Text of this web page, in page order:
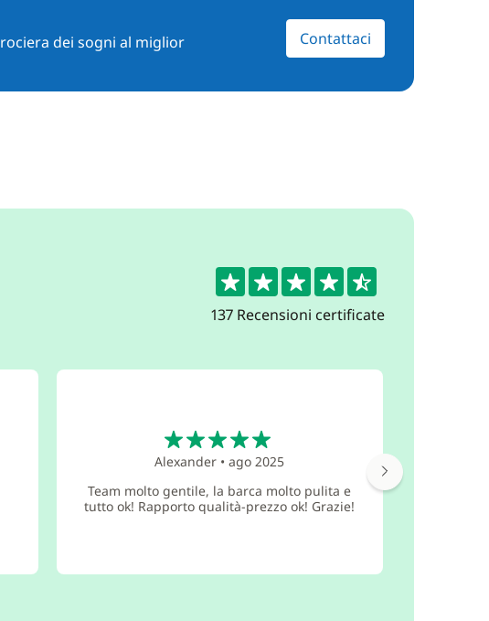
dei sogni al miglior
Contattaci
4.5
137 Recensioni certificate
Alexander •ago 2025
Team molto gentile, la barca molto pulita e
tutto ok! Rapporto qualità-prezzo ok! Grazie!